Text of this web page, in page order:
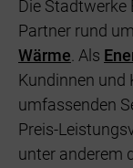
Die Stadtwerke
Partner rund um
Wärme . Als
Kundinnen und
umfassenden
Preis-
unter anderem